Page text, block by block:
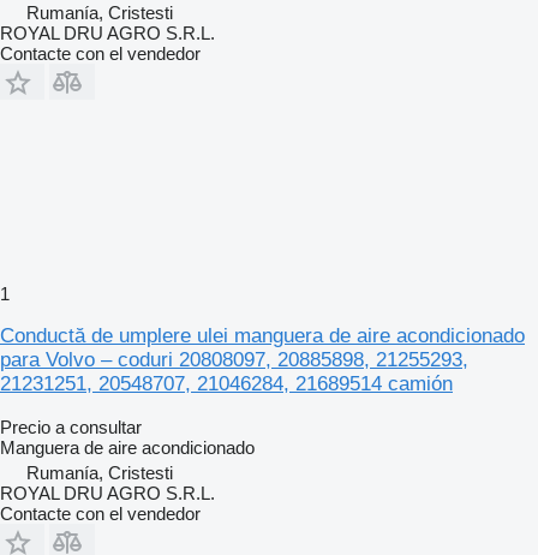
Rumanía, Cristesti
ROYAL DRU AGRO S.R.L.
Contacte con el vendedor
1
Conductă de umplere ulei manguera de aire acondicionado
para Volvo – coduri 20808097, 20885898, 21255293,
21231251, 20548707, 21046284, 21689514 camión
Precio a consultar
Manguera de aire acondicionado
Rumanía, Cristesti
ROYAL DRU AGRO S.R.L.
Contacte con el vendedor